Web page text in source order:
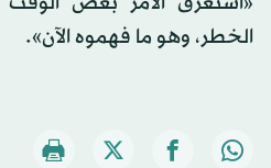
الخطر، وهو ما فهموه الآن».